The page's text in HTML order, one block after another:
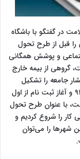
در گفتگو با باشگاه
قبل از طرح تحول
و پوشش همگانی
گروهی از بیمه خارج
جامعه را تشکیل
می‌دهند. با شروع این طرح بیمه‌ای از سال ۹۲ و آغاز ثبت نام از اول
سلامت، با عنوان طرح تحول
کار را شروع کردیم و
شهرها را می‌توان